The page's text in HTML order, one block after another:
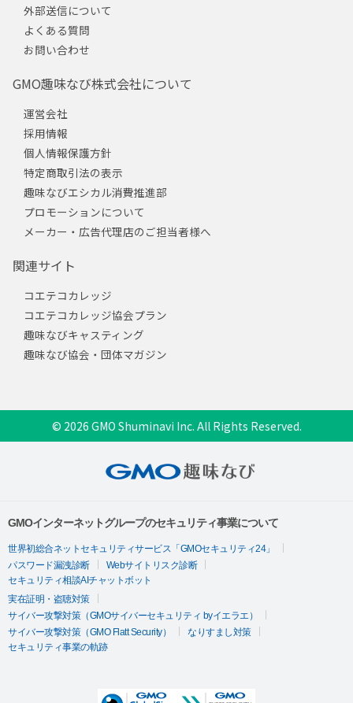
外部送信について
よくある質問
お問い合わせ
GMO趣味なび株式会社について
運営会社
採用情報
個人情報保護方針
特定商取引法の表示
趣味なびエシカル消費推進部
プロモーションについて
メーカー・広告代理店のご担当者様へ
関連サイト
コエテコカレッジ
コエテコカレッジ協会プラン
趣味なびキャスティング
趣味なび協会・団体マガジン
© 2026 GMO Shuminavi Inc. All Rights Reserved.